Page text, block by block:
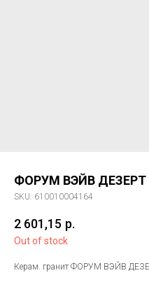
ФОРУМ ВЭЙВ ДЕЗЕРТ
SKU: 610010004164
2 601,15 р.
Out of stock
Керам. гранит ФОРУМ ВЭЙВ